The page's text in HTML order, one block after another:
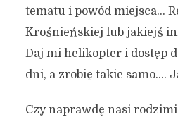
tematu i powód miejsca…
Krośnieńskiej lub jakiejś
Daj mi helikopter i dostęp
dni, a zrobię takie samo….
Czy naprawdę nasi